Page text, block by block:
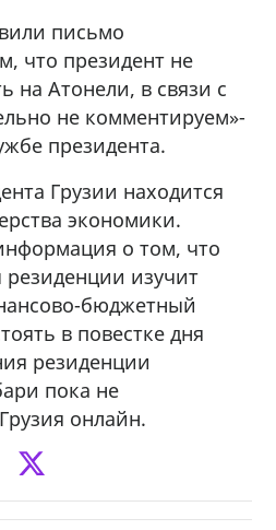
письмо
что президент не
на Атонели, в связи с
не комментируем»-
президента.
Грузии находится
экономики.
о том, что
изучит
бюджетный
в повестке дня
резиденции
пока не
онлайн.